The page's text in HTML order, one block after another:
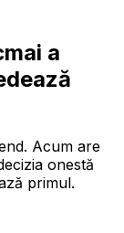
a
Acum are
onestă
primul.